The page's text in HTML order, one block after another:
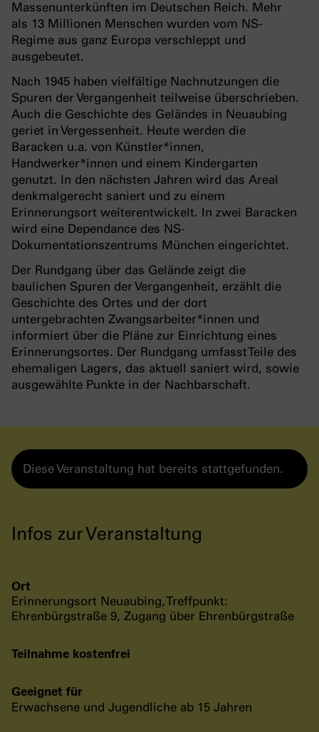
Massenunterkünften im Deutschen Reich. Mehr
als 13 Millionen Menschen wurden vom NS-
Regime aus ganz Europa verschleppt und
ausgebeutet.
Nach 1945 haben vielfältige Nachnutzungen die
Spuren der Vergangenheit teilweise überschrieben.
Auch die Geschichte des Geländes in Neuaubing
geriet in Vergessenheit. Heute werden die
Baracken u.a. von Künstler*innen,
Handwerker*innen und einem Kindergarten
genutzt. In den nächsten Jahren wird das Areal
denkmalgerecht saniert und zu einem
Erinnerungsort weiterentwickelt. In zwei Baracken
wird eine Dependance des NS-
Dokumentationszentrums München eingerichtet.
Der Rundgang über das Gelände zeigt die
baulichen Spuren der Vergangenheit, erzählt die
Geschichte des Ortes und der dort
untergebrachten Zwangsarbeiter*innen und
informiert über die Pläne zur Einrichtung eines
Erinnerungsortes. Der Rundgang umfasst Teile des
ehemaligen Lagers, das aktuell saniert wird, sowie
ausgewählte Punkte in der Nachbarschaft.
Diese Veranstaltung hat bereits stattgefunden.
Infos zur Veranstaltung
Ort
Erinnerungsort Neuaubing, Treffpunkt:
Ehrenbürgstraße 9, Zugang über Ehrenbürgstraße
Teilnahme kostenfrei
Geeignet für
Erwachsene und Jugendliche ab 15 Jahren